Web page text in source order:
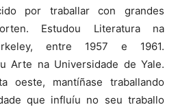
por traballar con grandes
Estudou Literatura na
entre 1957 e 1961.
Arte na Universidade de Yale.
oeste, mantíñase traballando
que influíu no seu traballo